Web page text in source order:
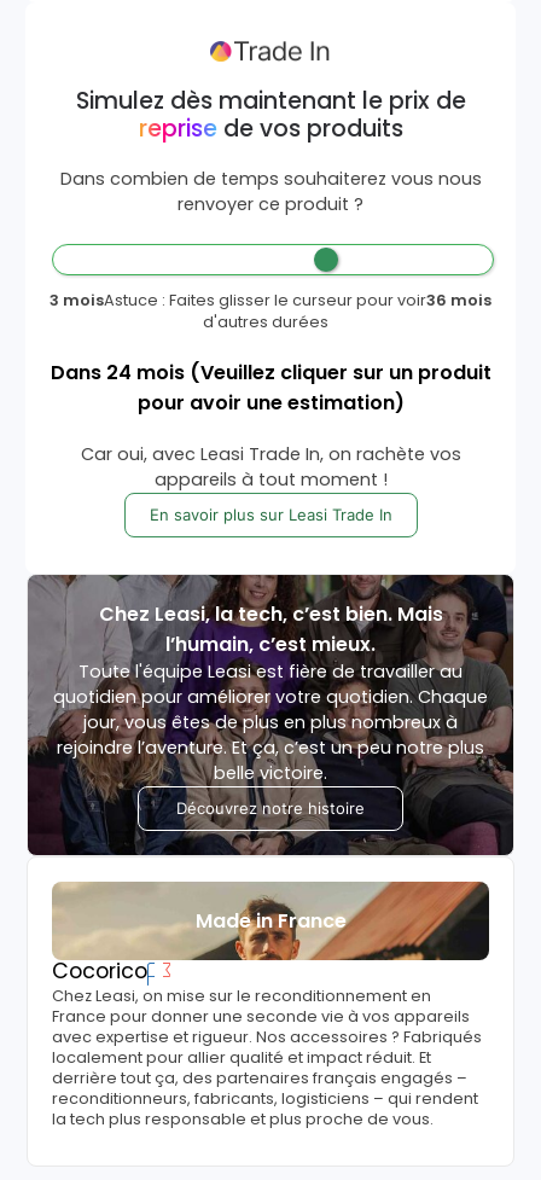
Simulez dès maintenant le prix de
reprisede vos produits
Dans combien de temps souhaiterez vous nous
renvoyer ce produit ?
3 moisAstuce : Faites glisser le curseur pour voir
d'autres durées
36 mois
Dans 24 mois (Veuillez cliquer sur un produit
pour avoir une estimation)
Car oui, avec Leasi Trade In, on rachète vos
appareils à tout moment !
En savoir plus sur Leasi Trade In
Chez Leasi, la tech, c’est bien. Mais
l’humain, c’est mieux.
Toute l'équipe Leasi est fière de travailler au
quotidien pour améliorer votre quotidien. Chaque
jour, vous êtes de plus en plus nombreux à
rejoindre l’aventure. Et ça, c’est un peu notre plus
belle victoire.
Découvrez notre histoire
Made in France
Cocorico
Chez Leasi, on mise sur le reconditionnement en
France pour donner une seconde vie à vos appareils
avec expertise et rigueur. Nos accessoires ? Fabriqués
localement pour allier qualité et impact réduit. Et
derrière tout ça, des partenaires français engagés –
reconditionneurs, fabricants, logisticiens – qui rendent
la tech plus responsable et plus proche de vous.